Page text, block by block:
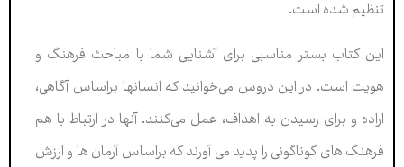
تنظیم شده است.
این کتاب بستر مناسبی برای آشنایی شما با مباحث فرهنگ و
هویت است. در این دروس می‌خوانید که انسانها براساس آگاهی،
اراده و برای رسیدن به اهداف، عمل می‌کنند. آنها در ارتباط با هم
فرهنگ های گوناگونی را پدید می آورند که براساس آرمان ها و ارزش